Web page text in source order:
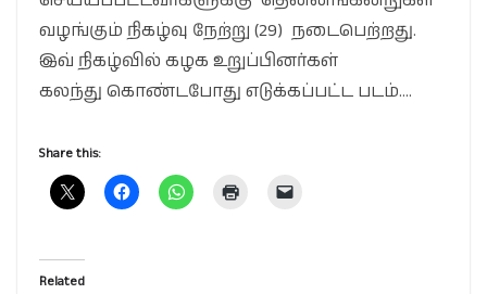
வழங்கும் நிகழ்வு நேற்று (29) நடைபெற்றது.
இவ் நிகழ்வில் கழக உறுப்பினர்கள்
கலந்து கொண்டபோது எடுக்கப்பட்ட படம்….
Share this:
Related